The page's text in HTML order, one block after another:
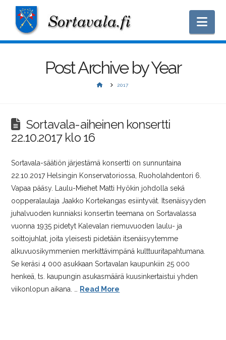
Post Archive by Year
HOME2017
Sortavala-aiheinen konsertti
22.10.2017 klo 16
Sortavala-säätiön järjestämä konsertti on sunnuntaina
22.10.2017 Helsingin Konservatoriossa, Ruoholahdentori 6.
Vapaa pääsy. Laulu-Miehet Matti Hyökin johdolla sekä
oopperalaulaja Jaakko Kortekangas esiintyvät. Itsenäisyyden
juhalvuoden kunniaksi konsertin teemana on Sortavalassa
vuonna 1935 pidetyt Kalevalan riemuvuoden laulu- ja
soittojuhlat, joita yleisesti pidetään itsenäisyytemme
alkuvuosikymmenien merkittävimpänä kulttuuritapahtumana.
Se keräsi 4 000 asukkaan Sortavalan kaupunkiin 25 000
henkeä, ts. kaupungin asukasmäärä kuusinkertaistui yhden
viikonlopun aikana. …
Read More